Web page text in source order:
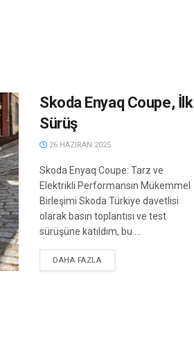
Skoda Enyaq Coupe, İlk
Sürüş
26 HAZIRAN 2025
Skoda Enyaq Coupe: Tarz ve
Elektrikli Performansın Mükemmel
Birleşimi Skoda Türkiye davetlisi
olarak basın toplantısı ve test
sürüşüne katıldım, bu ...
DAHA FAZLADETAILS